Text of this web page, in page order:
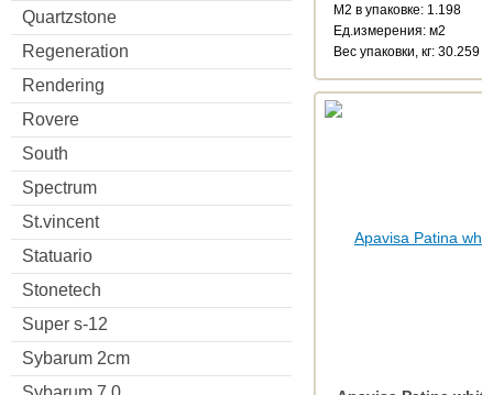
Quartzstone
Regeneration
Rendering
Rovere
South
Spectrum
St.vincent
Statuario
Stonetech
Super s-12
Sybarum 2cm
М2 в упаковке: 1.198
Ед.измерения: м2
Веc упаковки, кг: 30.259